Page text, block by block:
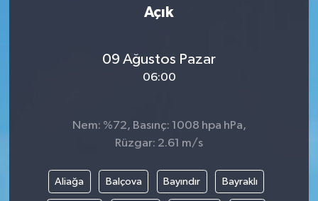
Açık
09 Ağustos Pazar
06:00
Nem: %72, Basınç: 1008 hpa hPa,
Rüzgar: 2.61 m/s
Aliağa Balçova Bayındır Bayraklı
Yaşam